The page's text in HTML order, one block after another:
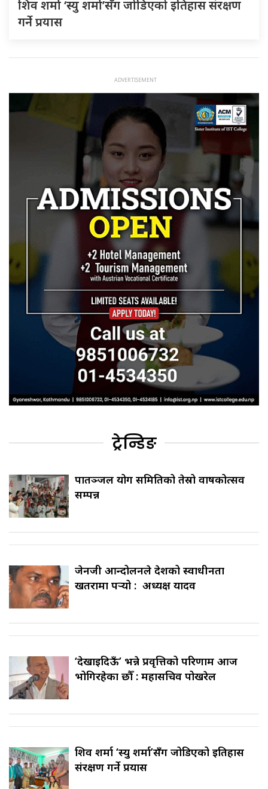
शिव शर्मा ‘स्यु शर्मा’सँग जोडिएको इतिहास संरक्षण
गर्ने प्रयास
ट्रेन्डिङ
पातञ्जल योग समितिको तेस्रो वार्षिकोत्सव
सम्पन्न
जेनजी आन्दोलनले देशको स्वाधीनता
खतरामा पर्‍यो : अध्यक्ष यादव
‘देखाइदिऊँ’ भन्ने प्रवृत्तिको परिणाम आज
भोगिरहेका छौँ : महासचिव पोखरेल
शिव शर्मा ‘स्यु शर्मा’सँग जोडिएको इतिहास
संरक्षण गर्ने प्रयास